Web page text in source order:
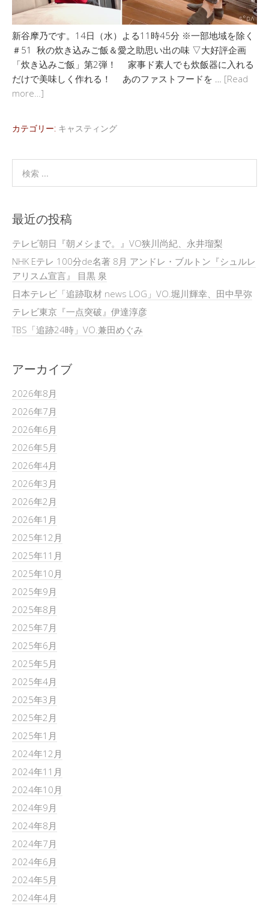
新谷摩乃です。14日（水）よる11時45分 ※一部地域を除く
＃51 秋の炊き込みご飯＆愛之助思い出の味 ▽大好評企画
「炊き込みご飯」第2弾！ 家事ド素人でも炊飯器に入れる
だけで美味しく作れる！ あのファストフードを … [Read
more…]
カテゴリー: キャスティング
最近の投稿
テレビ朝日『朝メシまで。』VO狭川尚紀、永井瑠梨
NHK Eテレ 100分de名著 8月 アンドレ・ブルトン『シュルレ
アリスム宣言』 目黒 泉
日本テレビ「追跡取材 news LOG」VO.堀川輝幸、田中早弥
テレビ東京『一点突破』伊達淳彦
TBS「追跡24時」VO.兼田めぐみ
アーカイブ
2026年8月
2026年7月
2026年6月
2026年5月
2026年4月
2026年3月
2026年2月
2026年1月
2025年12月
2025年11月
2025年10月
2025年9月
2025年8月
2025年7月
2025年6月
2025年5月
2025年4月
2025年3月
2025年2月
2025年1月
2024年12月
2024年11月
2024年10月
2024年9月
2024年8月
2024年7月
2024年6月
2024年5月
2024年4月